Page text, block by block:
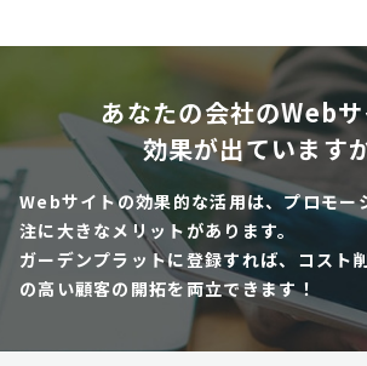
あなたの会社のWeb
効果が出ています
Webサイトの効果的な活用は、プロモー
注に大きなメリットがあります。
ガーデンプラットに登録すれば、コスト
の高い顧客の開拓を両立できます！